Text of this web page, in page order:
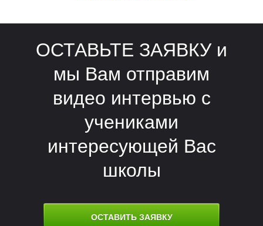
ОСТАВЬТЕ ЗАЯВКУ и
мы Вам отправим
видео интервью с
учениками
интересующей Вас
школы
ОСТАВИТЬ ЗАЯВКУ